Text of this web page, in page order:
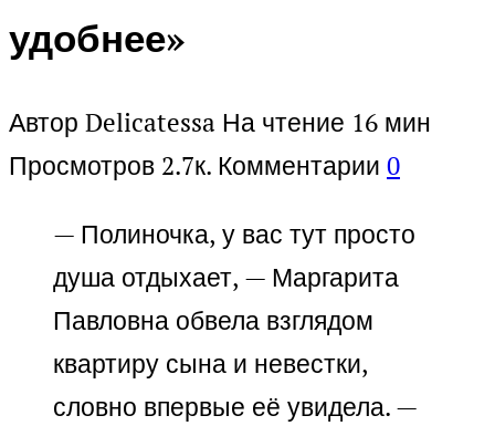
удобнее»
Автор Delicatessa На чтение 16 мин
Просмотров 2.7к. Комментарии 0
— Полиночка, у вас тут просто
душа отдыхает, — Маргарита
Павловна обвела взглядом
квартиру сына и невестки,
словно впервые её увидела. —